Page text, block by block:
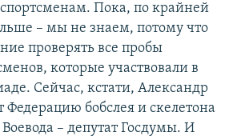
Пока, по крайней
– мы не знаем, потому что
проверять все пробы
которые участвовали в
Сейчас, кстати, Александр
Федерацию бобслея и скелетона
– депутат Госдумы. И